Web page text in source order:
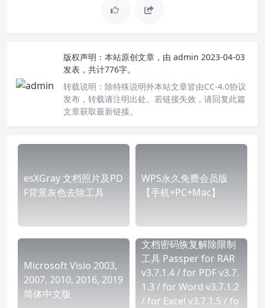
版权声明： 本站原创文章，由 admin 2023-04-03
发表，共计776字。
转载说明： 除特殊说明外本站文章皆由CC-4.0协议
发布，转载请注明出处。若链接失效，请回复此篇
文章获取最新链接。
esXGray 文档照片及PD
F背景灰色去除工具
WPS永久免费会员版
【手机+PC+Mac】
Microsoft Visio 2003,
2007, 2010, 2016, 2019
简体中文版
文档密码恢复解除限制
工具 Passper for RAR
v3.7.1.4 / for PDF v3.7.
1.3 / for Word v3.7.1.2
/ for Excel v3.7.1.5 / fo